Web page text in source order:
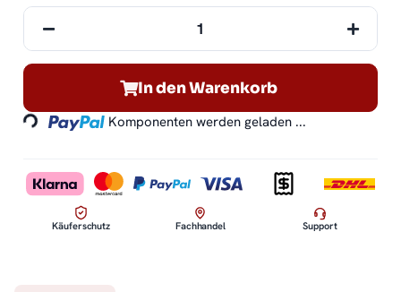
In den Warenkorb
Loading... Komponenten werden geladen ...
Käuferschutz Fachhandel Support